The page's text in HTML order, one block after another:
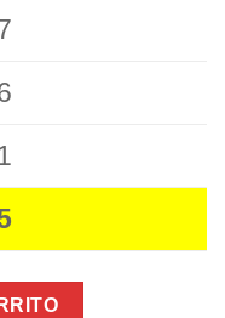
x 69Cm cantidad